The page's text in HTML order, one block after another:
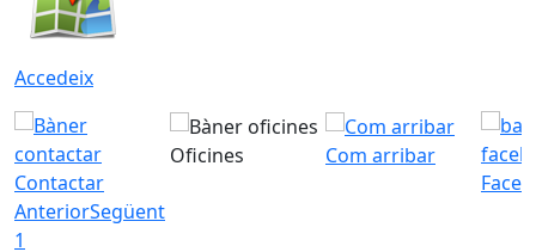
Accedeix
Contactar
Oficines
Com arribar
AnteriorSegüent
1